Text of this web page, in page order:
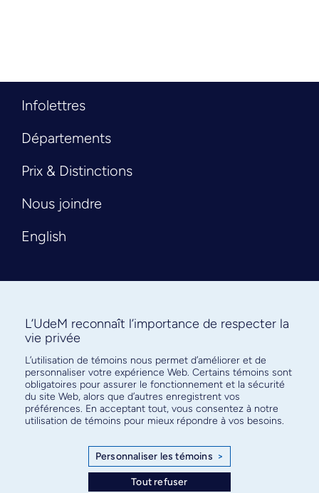
Infolettres
Départements
Prix & Distinctions
Nous joindre
English
Abonnez-vous à notre infolettre
pour connaître l’actualité facultaire
L’UdeM reconnaît l’importance de respecter la
vie privée
L’utilisation de témoins nous permet d’améliorer et de
personnaliser votre expérience Web. Certains témoins sont
obligatoires pour assurer le fonctionnement et la sécurité
du site Web, alors que d’autres enregistrent vos
préférences. En acceptant tout, vous consentez à notre
utilisation de témoins pour mieux répondre à vos besoins.
Personnaliser les témoins >
Tout refuser